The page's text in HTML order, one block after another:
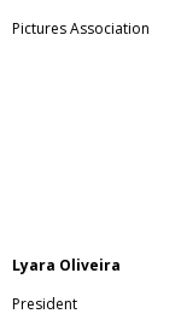
Pictures Association
Lyara
President